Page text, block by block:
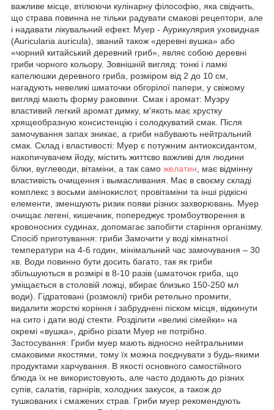
важливе місце, втілюючи кулінарну філософію, яка свідчить,
що страва повинна не тільки радувати смакові рецептори, але
і надавати лікувальний ефект. Муер - Аурикулярия уховидная
(Auricularia auricula), званий також «деревні вушка» або
«чорний китайський деревний гриб», являє собою деревні
гриби чорного кольору. Зовнішній вигляд: тонкі і ламкі
капелюшки деревного гриба, розміром від 2 до 10 см,
нагадують невеликі шматочки обгорілої папери, у свіжому
вигляді мають форму раковини. Смак і аромат: Муэру
властивий легкий аромат димку, м'якоть має хрустку
хрящеобразную консистенцію і солодкуватий смак. Після
замочування запах зникає, а гриби набувають нейтральний
смак. Склад і властивості: Муер є потужним антиоксидантом,
накопичувачем йоду, містить життєво важливі для людини
білки, вуглеводи, вітаміни, а так само желатин , має відмінну
властивість очищення і вымасливания. Має в своєму складі
комплекс з восьми амінокислот, провітаміни та інші рідкісні
елементи, зменшують ризик появи різних захворювань. Муер
очищає легені, кишечник, попереджує тромбоутворення в
кровоносних судинах, допомагає запобігти старіння організму.
Спосіб приготування: гриби Замочити у воді кімнатної
температури на 4-6 годин, мінімальний час замочування – 30
хв. Води повинно бути досить багато, так як гриби
збільшуються в розмірі в 8-10 разів (шматочок гриба, що
уміщається в столовій ложці, вбирає близько 150-250 мл
води). Гідратовані (розмоклі) гриби ретельно промити,
видалити жорсткі коріння і забруднені піском місця, відкинути
на сито і дати воді стекти. Розділити «великі сімейки» на
окремі «вушка», дрібно різати Муер не потрібно.
Застосування: Гриби муер мають відносно нейтральними
смаковими якостями, тому їх можна поєднувати з будь-якими
продуктами харчування. В якості основного самостійного
блюда їх не використовують, але часто додають до різних
супів, салатів, гарнірів, холодних закусок, а також до
тушкованих і смажених страв. Гриби муер рекомендують